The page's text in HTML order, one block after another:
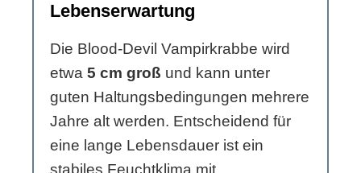
Lebenserwartung
Die Blood-Devil Vampirkrabbe wird
etwa 5 cm groß und kann unter
guten Haltungsbedingungen mehrere
Jahre alt werden. Entscheidend für
eine lange Lebensdauer ist ein
stabiles Feuchtklima mit